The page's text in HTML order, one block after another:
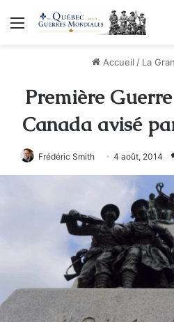
Menu
Accueil / La
Première
Canada avisé
Frédéric Smith 4 août, 2014